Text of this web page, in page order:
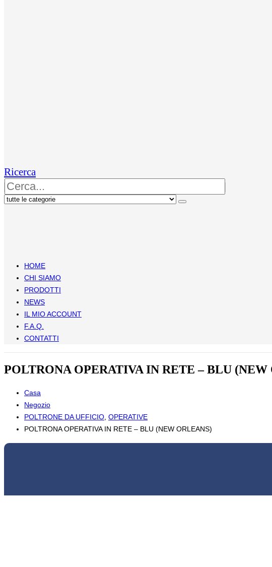
Ricerca
HOME
CHI SIAMO
PRODOTTI
NEWS
IL MIO ACCOUNT
F.A.Q.
CONTATTI
POLTRONA OPERATIVA IN RETE – BLU (NEW
Casa
Negozio
POLTRONE DA UFFICIO OPERATIVE
POLTRONA OPERATIVA IN RETE – BLU (NEW ORLEANS)